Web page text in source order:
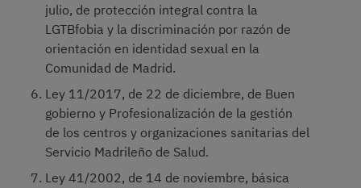
julio, de protección integral contra la
LGTBfobia y la discriminación por razón de
orientación en identidad sexual en la
Comunidad de Madrid.
Ley 11/2017, de 22 de diciembre, de Buen
gobierno y Profesionalización de la gestión
de los centros y organizaciones sanitarias del
Servicio Madrileño de Salud.
Ley 41/2002, de 14 de noviembre, básica